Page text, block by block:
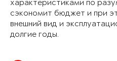
характеристиками по
сэкономит бюджет и при
внешний вид и
долгие годы.